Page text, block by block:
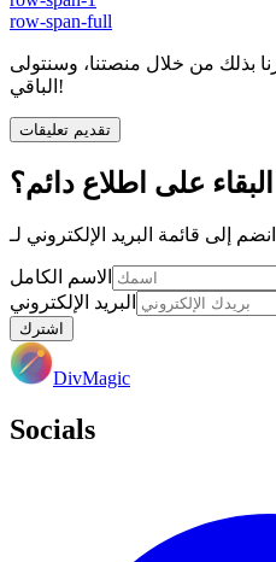
row-span-full
بذلك من خلال منصتنا، وسنتولى
الباقي!
تقديم تعليقات
على اطلاع دائم؟
الاسم الكامل
البريد الإلكتروني
اشترك
DivMagic
Socials